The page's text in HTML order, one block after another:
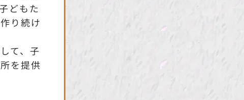
どもた
り続け
て、子
を提供